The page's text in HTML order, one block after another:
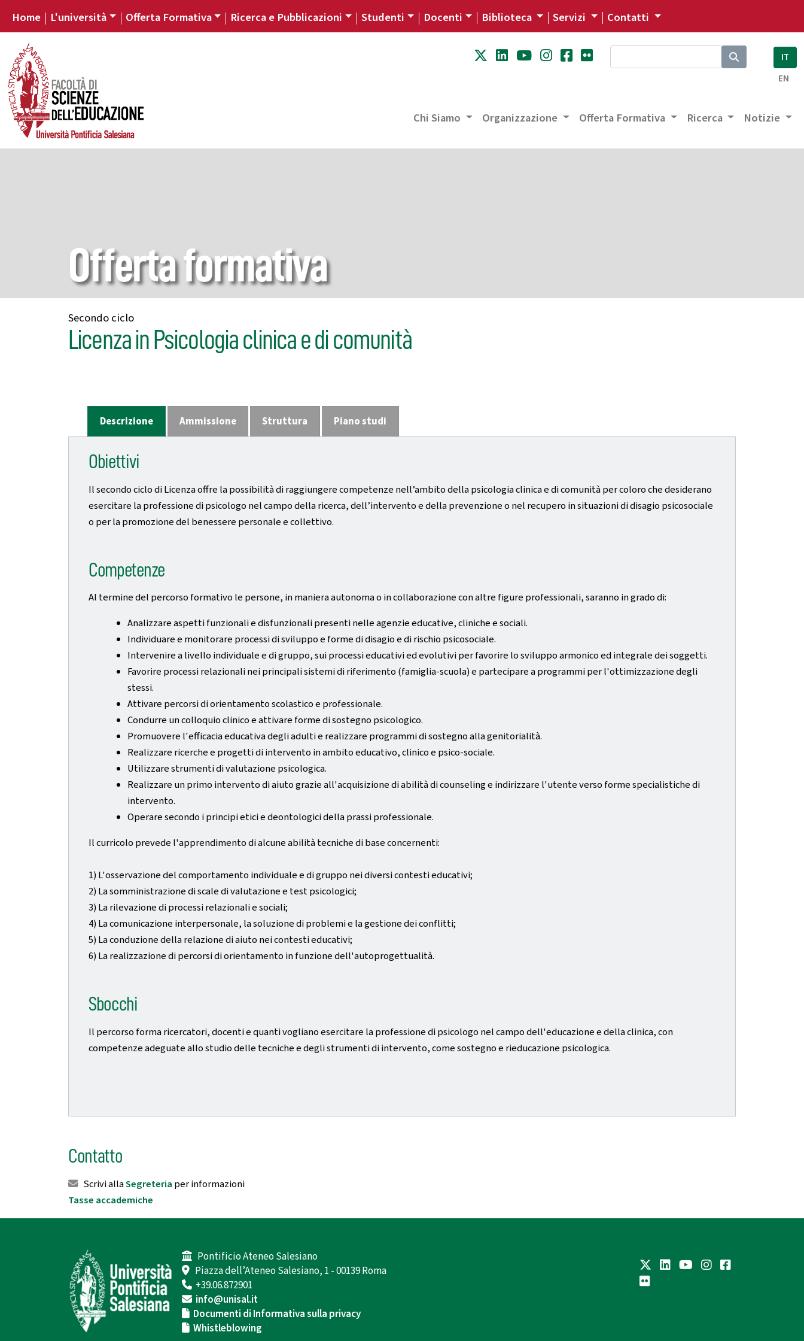
Home L'università Offerta Formativa Ricerca e Pubblicazioni Studenti Docenti Biblioteca Servizi Contatti
IT
EN
Chi Siamo Organizzazione Offerta Formativa Ricerca Notizie
Offerta formativa
Secondo ciclo
Licenza in Psicologia clinica e di comunità
Descrizione Ammissione Struttura Piano studi
Obiettivi
Il secondo ciclo di Licenza offre la possibilità di raggiungere competenze nell’ambito della psicologia clinica e di comunità per coloro che desiderano
esercitare la professione di psicologo nel campo della ricerca, dell’intervento e della prevenzione o nel recupero in situazioni di disagio psicosociale
o per la promozione del benessere personale e collettivo.
Competenze
Al termine del percorso formativo le persone, in maniera autonoma o in collaborazione con altre figure professionali, saranno in grado di:
Analizzare aspetti funzionali e disfunzionali presenti nelle agenzie educative, cliniche e sociali.
Individuare e monitorare processi di sviluppo e forme di disagio e di rischio psicosociale.
Intervenire a livello individuale e di gruppo, sui processi educativi ed evolutivi per favorire lo sviluppo armonico ed integrale dei soggetti.
Favorire processi relazionali nei principali sistemi di riferimento (famiglia-scuola) e partecipare a programmi per l'ottimizzazione degli
stessi.
Attivare percorsi di orientamento scolastico e professionale.
Condurre un colloquio clinico e attivare forme di sostegno psicologico.
Promuovere l'efficacia educativa degli adulti e realizzare programmi di sostegno alla genitorialità.
Realizzare ricerche e progetti di intervento in ambito educativo, clinico e psico-sociale.
Utilizzare strumenti di valutazione psicologica.
Realizzare un primo intervento di aiuto grazie all'acquisizione di abilità di counseling e indirizzare l'utente verso forme specialistiche di
intervento.
Operare secondo i principi etici e deontologici della prassi professionale.
Il curricolo prevede l'apprendimento di alcune abilità tecniche di base concernenti:
1) L'osservazione del comportamento individuale e di gruppo nei diversi contesti educativi;
2) La somministrazione di scale di valutazione e test psicologici;
3) La rilevazione di processi relazionali e sociali;
4) La comunicazione interpersonale, la soluzione di problemi e la gestione dei conflitti;
5) La conduzione della relazione di aiuto nei contesti educativi;
6) La realizzazione di percorsi di orientamento in funzione dell'autoprogettualità.
Sbocchi
Il percorso forma ricercatori, docenti e quanti vogliano esercitare la professione di psicologo nel campo dell'educazione e della clinica, con
competenze adeguate allo studio delle tecniche e degli strumenti di intervento, come sostegno e rieducazione psicologica.
Contatto
Scrivi allaSegreteria per informazioni
Tasse accademiche
Pontificio Ateneo Salesiano
Piazza dell’Ateneo Salesiano, 1 - 00139 Roma
+39.06.872901
info@unisal.it
Documenti di Informativa sulla privacy
Whistleblowing